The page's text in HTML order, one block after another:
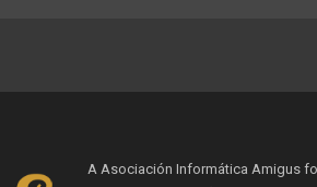
A Asociación Informática Amigus